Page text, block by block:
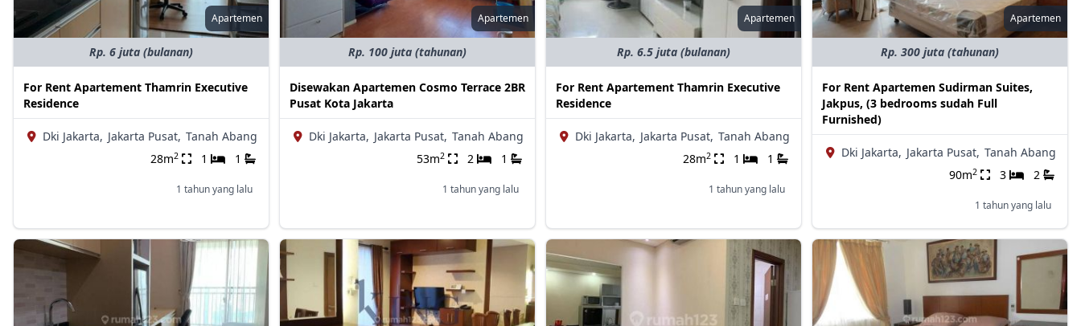
Apartemen
Rp. 6 juta (bulanan)
For Rent Apartement Thamrin Executive
Residence
Dki Jakarta, Jakarta Pusat, Tanah Abang
28m2 1 1
1 tahun yang lalu
Apartemen
Rp. 100 juta (tahunan)
Disewakan Apartemen Cosmo Terrace 2BR
Pusat Kota Jakarta
Dki Jakarta, Jakarta Pusat, Tanah Abang
53m2 2 1
1 tahun yang lalu
Apartemen
Rp. 6.5 juta (bulanan)
For Rent Apartement Thamrin Executive
Residence
Dki Jakarta, Jakarta Pusat, Tanah Abang
28m2 1 1
1 tahun yang lalu
Apartemen
Rp. 300 juta (tahunan)
For Rent Apartemen Sudirman Suites,
Jakpus, (3 bedrooms sudah Full
Furnished)
Dki Jakarta, Jakarta Pusat, Tanah Abang
90m2 3 2
1 tahun yang lalu